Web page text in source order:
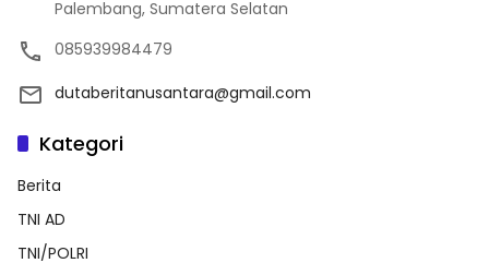
Palembang
Label
KEPALA PUSAT PENERANGAN HUKUM
Kejagung RI
Kemenag RI
Presiden RI